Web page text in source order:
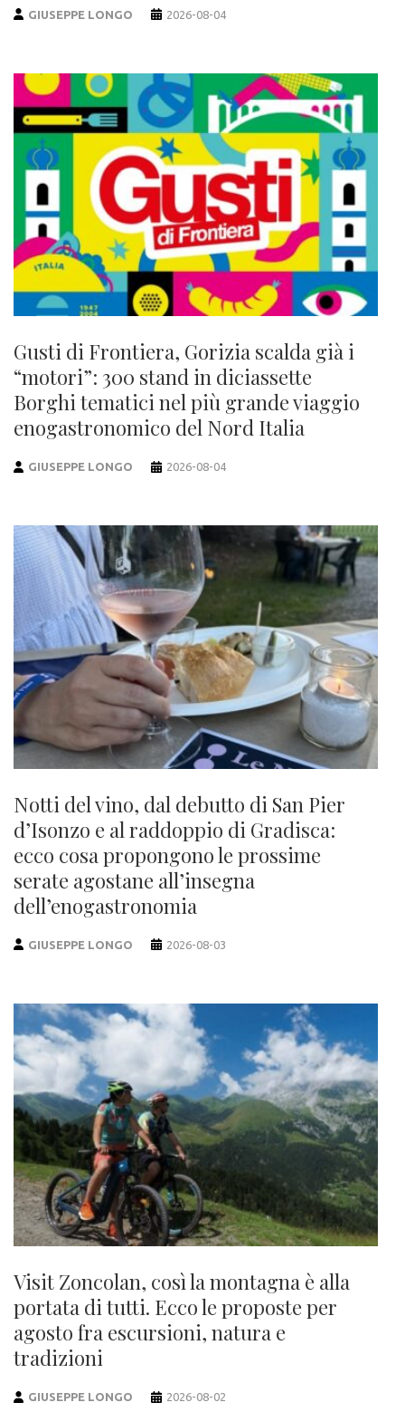
GIUSEPPE LONGO 2026-08-04
Gusti di Frontiera, Gorizia scalda già i
“motori”: 300 stand in diciassette
Borghi tematici nel più grande viaggio
enogastronomico del Nord Italia
GIUSEPPE LONGO 2026-08-04
Notti del vino, dal debutto di San Pier
d’Isonzo e al raddoppio di Gradisca:
ecco cosa propongono le prossime
serate agostane all’insegna
dell’enogastronomia
GIUSEPPE LONGO 2026-08-03
Visit Zoncolan, così la montagna è alla
portata di tutti. Ecco le proposte per
agosto fra escursioni, natura e
tradizioni
GIUSEPPE LONGO 2026-08-02